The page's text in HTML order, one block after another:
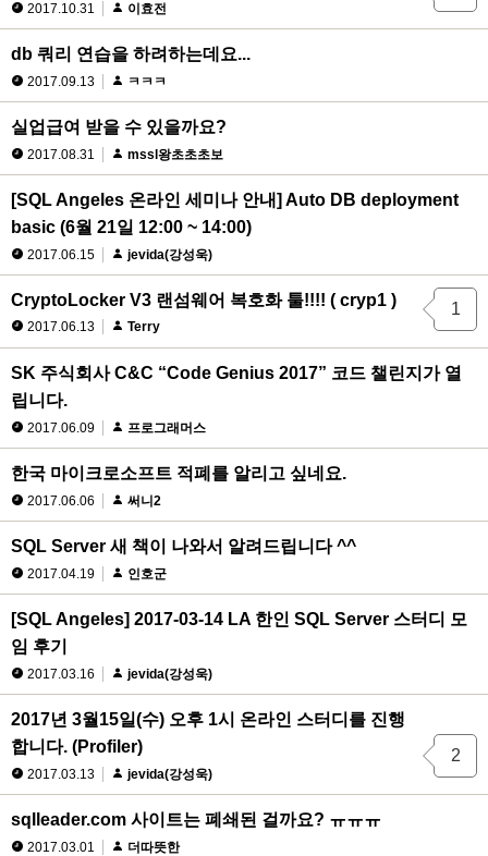
2017.10.31 이효전
db 쿼리 연습을 하려하는데요...
2017.09.13 ㅋㅋㅋ
실업급여 받을 수 있을까요?
2017.08.31 mssl왕초초초보
[SQL Angeles 온라인 세미나 안내] Auto DB deployment
basic (6월 21일 12:00 ~ 14:00)
2017.06.15 jevida(강성욱)
CryptoLocker V3 랜섬웨어 복호화 툴!!!! ( cryp1 )
2017.06.13 Terry
1
SK 주식회사 C&C “Code Genius 2017” 코드 챌린지가 열
립니다.
2017.06.09 프로그래머스
한국 마이크로소프트 적폐를 알리고 싶네요.
2017.06.06 써니2
SQL Server 새 책이 나와서 알려드립니다 ^^
2017.04.19 인호군
[SQL Angeles] 2017-03-14 LA 한인 SQL Server 스터디 모
임 후기
2017.03.16 jevida(강성욱)
2017년 3월15일(수) 오후 1시 온라인 스터디를 진행
합니다. (Profiler)
2017.03.13 jevida(강성욱)
2
sqlleader.com 사이트는 폐쇄된 걸까요? ㅠㅠㅠ
2017.03.01 더따뜻한